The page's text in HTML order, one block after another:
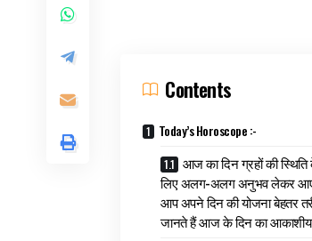
Contents
Today’s Horoscope :-
आज का दिन ग्रहों की स्थिति
लिए अलग-अलग अनुभव लेकर
आप अपने दिन की योजना बेहतर
जानते हैं आज के दिन का